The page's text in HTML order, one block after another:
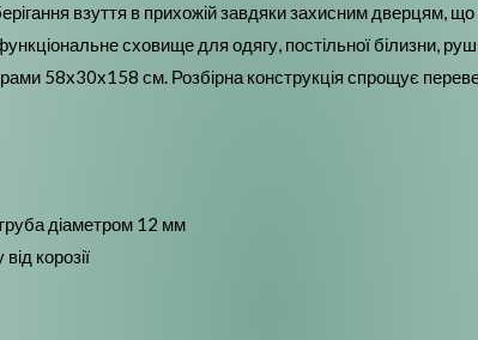
взуття в прихожій завдяки захисним дверцям,
сховище для одягу, постільної білизни,
58x30x158 см. Розбірна конструкція спрощує
діаметром 12 мм
корозії